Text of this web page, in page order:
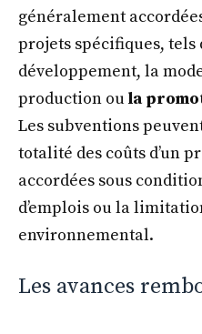
généralement
projets spécifiques,
développement, la
production oula
Les subventions
totalité des coûts d’un
accordées sous
d’emplois ou la
environnemental.
Les avances